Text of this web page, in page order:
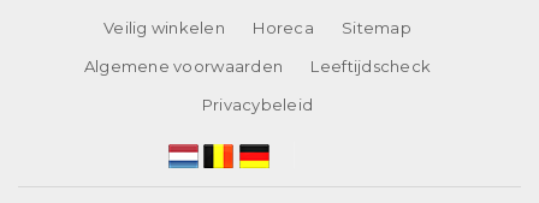
Veilig winkelen
Horeca
Sitemap
Algemene voorwaarden
Leeftijdscheck
Privacybeleid